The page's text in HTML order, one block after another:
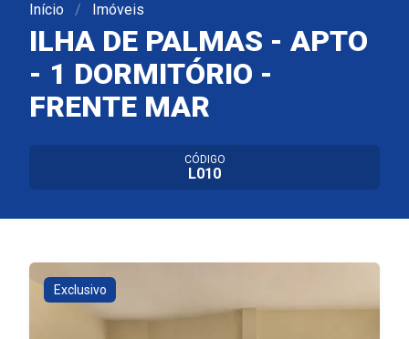
Início Imóveis
ILHA DE PALMAS - APTO
- 1 DORMITÓRIO -
FRENTE MAR
CÓDIGO
L010
Exclusivo